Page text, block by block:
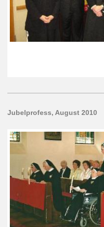
Jubelprofess, August 2010